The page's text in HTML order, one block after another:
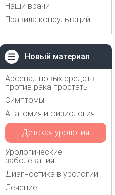
Наши врачи
Правила консультаций
Новый материал
Арсенал новых средств
против рака простаты
Симптомы
Анатомия и физиология
Детская урология
Урологические
заболевания
Диагностика в урологии
Лечение